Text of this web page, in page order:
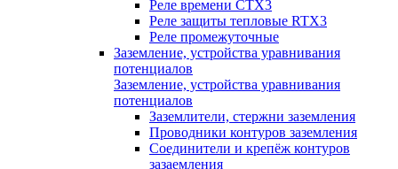
Реле времени CTX3
Реле защиты тепловые RTX3
Реле промежуточные
Заземление, устройства уравнивания
потенциалов
Заземление, устройства уравнивания
потенциалов
Заземлители, стержни заземления
Проводники контуров заземления
Соединители и крепёж контуров
зазаемления